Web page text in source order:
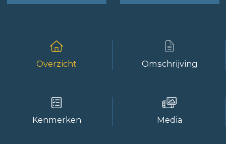
Overzicht Omschrijving
Kenmerken Media